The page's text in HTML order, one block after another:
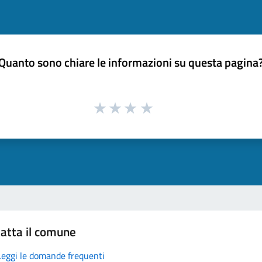
sono chiare le informazioni su questa
il comune
le domande frequenti